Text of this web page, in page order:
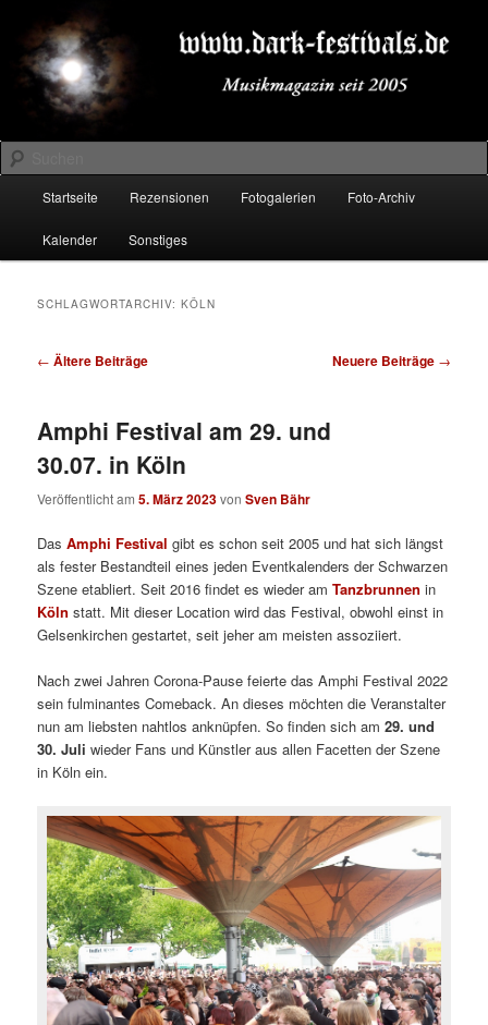
primären
Inhalt
springen
sekundären
Inhalt
springenDARK-FESTIVALS.DE
Suchen
Startseite Rezensionen Fotogalerien Foto-Archiv
Kalender Sonstiges
SCHLAGWORTARCHIV:KÖLN
Beitragsnavigation
← Ältere Beiträge Neuere Beiträge →
Amphi Festival am 29. und
30.07. in Köln
Veröffentlicht am5. März 2023vonSven Bähr
DasAmphi Festival gibt es schon seit 2005 und hat sich längst
als fester Bestandteil eines jeden Eventkalenders der Schwarzen
Szene etabliert. Seit 2016 findet es wieder amTanzbrunnen in
Köln statt. Mit dieser Location wird das Festival, obwohl einst in
Gelsenkirchen gestartet, seit jeher am meisten assoziiert.
Nach zwei Jahren Corona-Pause feierte das Amphi Festival 2022
sein fulminantes Comeback. An dieses möchten die Veranstalter
nun am liebsten nahtlos anknüpfen. So finden sich am29. und
30. Juli wieder Fans und Künstler aus allen Facetten der Szene
in Köln ein.